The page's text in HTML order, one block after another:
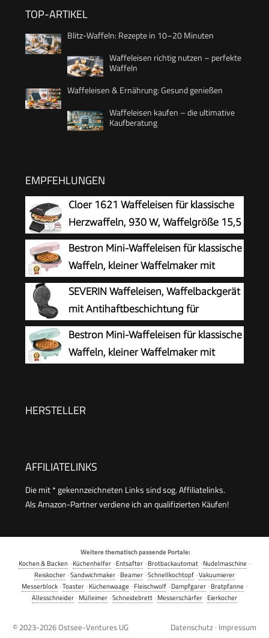
TOP-ARTIKEL
Blitz-Waffeln: Rezepte in 10–20 Minuten
Waffeleisen richtig nutzen – perfekte
Waffeln
Waffeleisen & Ernährung: Gesund genießen
Waffeleisen kaufen – die ultimative
Kaufberatung
EMPFEHLUNGEN
Cloer 1621 Waffeleisen für klassische
Herzwaffeln, 930 W, Waffelgröße 15,5
cm, stufenlos wählbarer
Bräunungsgrad, weiß, Metall
Bestron Mini-Waffeleisen für klassische
Waffeln, kleiner Waffelmaker mit
Antihaftbeschichtung, für
Kindergeburtstage, Familienfeiern, Ostern oder
Weihnachten, Retro Design, 550 Watt, Farbe:
Rosa
SEVERIN Waffeleisen, Waffelbackgerät
mit Antihaftbeschichtung für
klassische Herzwaffeln, platzsparend
und praktisch, ca. 1.300 W Leistung,
schwarz/Edelstal, WA 2103
Bestron Mini-Waffeleisen für klassische
Waffeln, kleiner Waffelmaker mit
Weihnachten, Retro Design, 550 Watt, Farbe:
HERSTELLER
AFFILIATELINKS
Die mit * gekennzeichneten Links sind sog. Affiliatelinks.
Als Amazon-Partner verdiene ich an qualifizierten Käufen!
Weitere thematisch passende Portale:
Kochen & Backen ·Küchenhelfer ·Entsafter ·Brotbackautomat ·Nudelmaschine ·
Reiskocher ·Sandwichmaker ·Beamer ·Schnellkochtopf ·Vakuumierer
Messerblock ·Toaster ·Küchenwaage ·Fleischwolf ·Dampfgarer ·Bratpfanne ·
Allesschneider ·Mülleimer ·Schneidebrett ·Messerschärfer ·Eierkocher
© 2023-2026Ostsee-Ventures UG Datenschutz · Impressum